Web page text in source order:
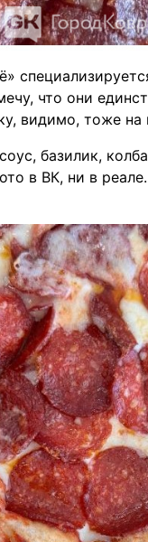
что они
видимо, тоже на
базилик,
в ВК, ни в